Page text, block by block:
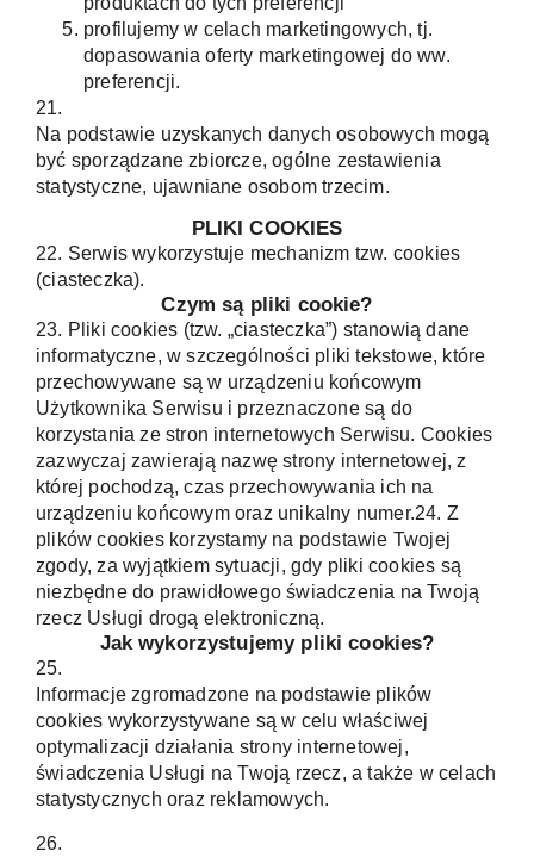
profilujemy w celach marketingowych, tj.
dopasowania oferty marketingowej do ww.
preferencji.
21.
Na podstawie uzyskanych danych osobowych mogą
być sporządzane zbiorcze, ogólne zestawienia
statystyczne, ujawniane osobom trzecim.
PLIKI COOKIES
22. Serwis wykorzystuje mechanizm tzw. cookies
(ciasteczka).
Czym są pliki cookie?
23. Pliki cookies (tzw. „ciasteczka”) stanowią dane
informatyczne, w szczególności pliki tekstowe, które
przechowywane są w urządzeniu końcowym
Użytkownika Serwisu i przeznaczone są do
korzystania ze stron internetowych Serwisu. Cookies
zazwyczaj zawierają nazwę strony internetowej, z
której pochodzą, czas przechowywania ich na
urządzeniu końcowym oraz unikalny numer.24. Z
plików cookies korzystamy na podstawie Twojej
zgody, za wyjątkiem sytuacji, gdy pliki cookies są
niezbędne do prawidłowego świadczenia na Twoją
rzecz Usługi drogą elektroniczną.
Jak wykorzystujemy pliki cookies?
25.
Informacje zgromadzone na podstawie plików
cookies wykorzystywane są w celu właściwej
optymalizacji działania strony internetowej,
świadczenia Usługi na Twoją rzecz, a także w celach
statystycznych oraz reklamowych.
26.